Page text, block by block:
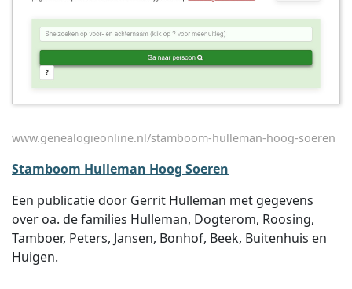
www.genealogieonline.nl/stamboom-hulleman-hoog-soeren
Stamboom Hulleman Hoog Soeren
Een publicatie door Gerrit Hulleman met gegevens
over oa. de families Hulleman, Dogterom, Roosing,
Tamboer, Peters, Jansen, Bonhof, Beek, Buitenhuis en
Huigen.